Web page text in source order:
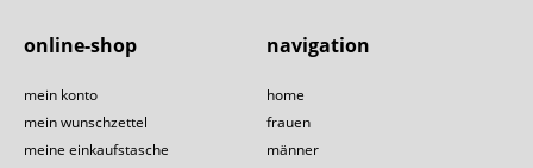
navigation
home
frauen
männer
online-shop
mein konto
mein wunschzettel
meine einkaufstasche